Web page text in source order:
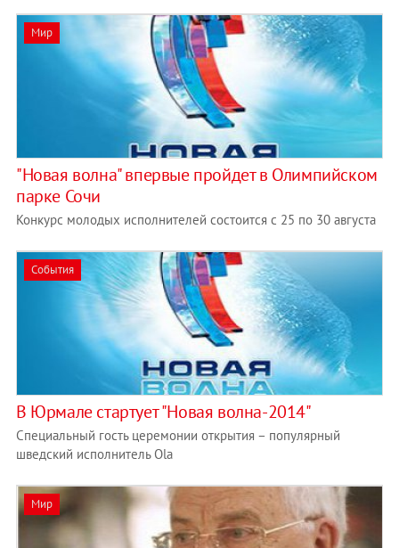
Мир
"Новая волна" впервые пройдет в Олимпийском
парке Сочи
Конкурс молодых исполнителей состоится с 25 по 30 августа
События
В Юрмале стартует "Новая волна-2014"
Специальный гость церемонии открытия – популярный
шведский исполнитель Olа
Мир